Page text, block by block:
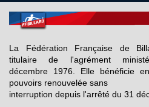
La Fédération Française de
titulaire de l'agrément
décembre 1976. Elle bénéficie
pouvoirs renouvelée sans
interruption depuis l'arrêté du 31